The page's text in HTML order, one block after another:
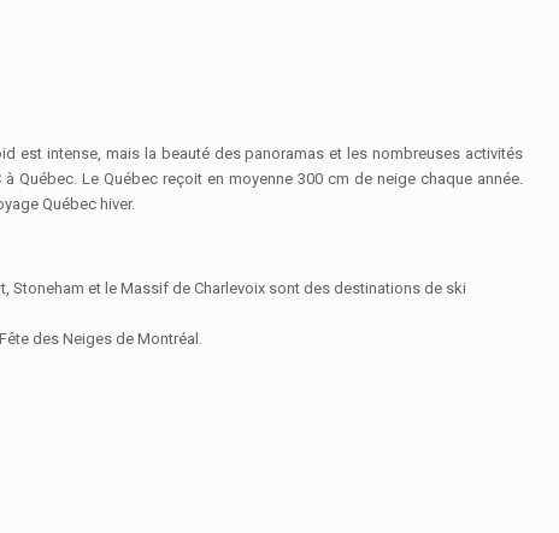
est intense, mais la beauté des panoramas et les nombreuses activités
Québec. Le Québec reçoit en moyenne 300 cm de neige chaque année.
Québec hiver.
et le Massif de Charlevoix sont des destinations de ski
des Neiges de Montréal.